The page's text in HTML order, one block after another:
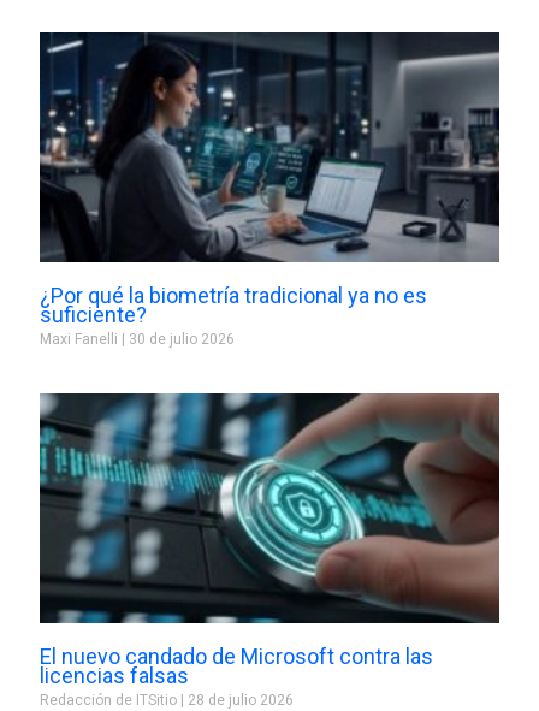
¿Por qué la biometría tradicional ya no es
suficiente?
Maxi Fanelli 30 de julio 2026
El nuevo candado de Microsoft contra las
licencias falsas
Redacción de ITSitio 28 de julio 2026